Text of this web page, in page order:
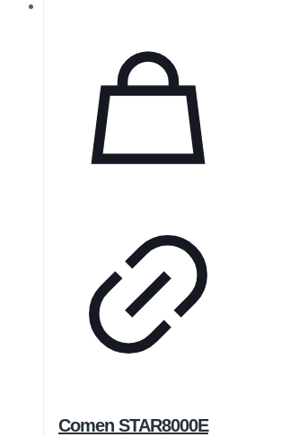
Comen STAR8000E